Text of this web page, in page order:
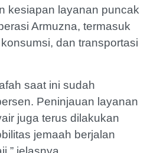
kesiapan layanan puncak
Armuzna, termasuk
dan transportasi
saat ini sudah
Peninjauan layanan
juga terus dilakukan
jemaah berjalan